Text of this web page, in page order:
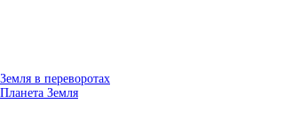
Земля в переворотах
Планета Земля